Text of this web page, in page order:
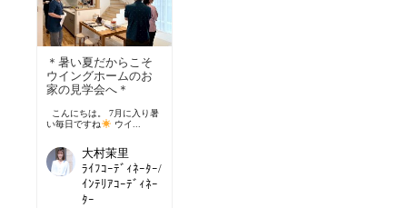
＊暑い夏だからこそ
ウイングホームのお
家の見学会へ＊
こんにちは。 7月に入り暑
い毎日ですね
ウイ...
大村茉里
ﾗｲﾌｺｰﾃﾞｨﾈｰﾀｰ/
ｲﾝﾃﾘｱｺｰﾃﾞｨﾈｰ
ﾀｰ